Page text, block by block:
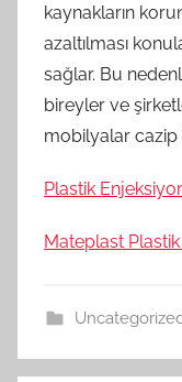
kaynakların
azaltılması
sağlar. Bu
bireyler ve
mobilyalar cazip
Plastik
Mateplast